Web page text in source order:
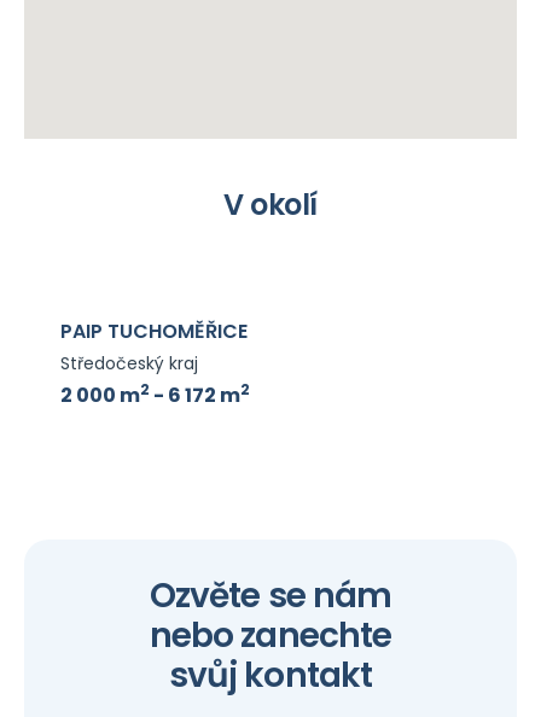
V okolí
PAIP TUCHOMĚŘICE
Středočeský kraj
2 000 m2 - 6 172 m2
Ozvěte se nám
nebo zanechte
svůj kontakt